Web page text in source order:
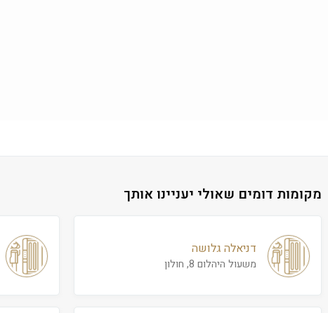
מקומות דומים שאולי יעניינו אותך
דניאלה גלושה
משעול היהלום 8, חולון